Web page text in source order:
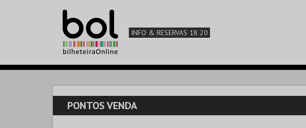
INFO & RESERVAS 18 20
PONTOS VENDA